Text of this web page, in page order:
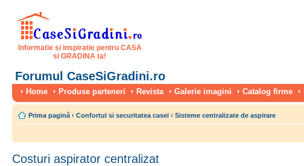
Informatie si inspiratie pentru CASA
si GRADINA ta!
Forumul CaseSiGradini.ro
Home Produse parteneri Revista Galerie imagini Catalog firme
Prima pagină ‹ Confortul si securitatea casei ‹ Sisteme centralizate de aspirare
Costuri aspirator centralizat